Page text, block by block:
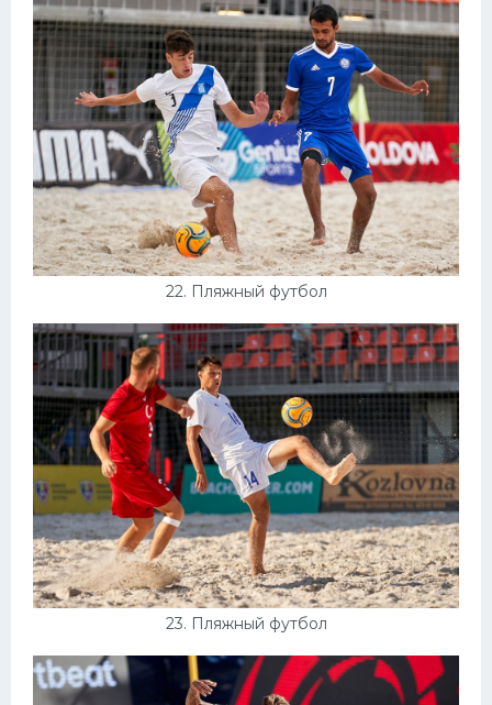
22. Пляжный футбол
23. Пляжный футбол